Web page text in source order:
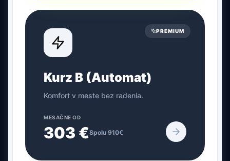
PREMIUM
Kurz B (Automat)
Komfort v meste bez radenia.
MESAČNE OD
303 €Spolu 910€